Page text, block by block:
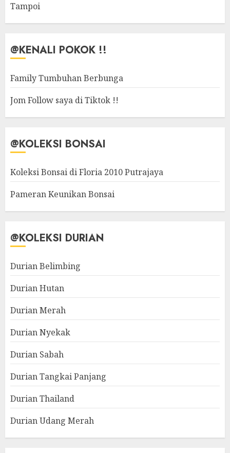
Tampoi
@KENALI POKOK !!
Family Tumbuhan Berbunga
Jom Follow saya di Tiktok !!
@KOLEKSI BONSAI
Koleksi Bonsai di Floria 2010 Putrajaya
Pameran Keunikan Bonsai
@KOLEKSI DURIAN
Durian Belimbing
Durian Hutan
Durian Merah
Durian Nyekak
Durian Sabah
Durian Tangkai Panjang
Durian Thailand
Durian Udang Merah